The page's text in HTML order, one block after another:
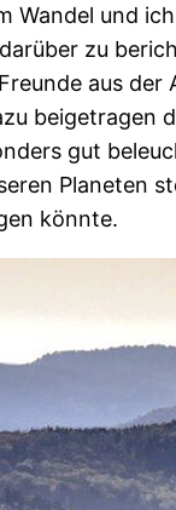
Wandel und
zu
aus der
beigetragen
gut
Planeten
könnte.